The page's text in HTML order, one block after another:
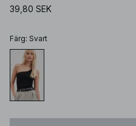
39,80 SEK
Färg: Svart